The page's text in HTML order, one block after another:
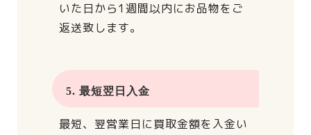
いた日から1週間以内にお品物をご
返送致します。
5. 最短翌日入金
最短、翌営業日に買取金額を入金い